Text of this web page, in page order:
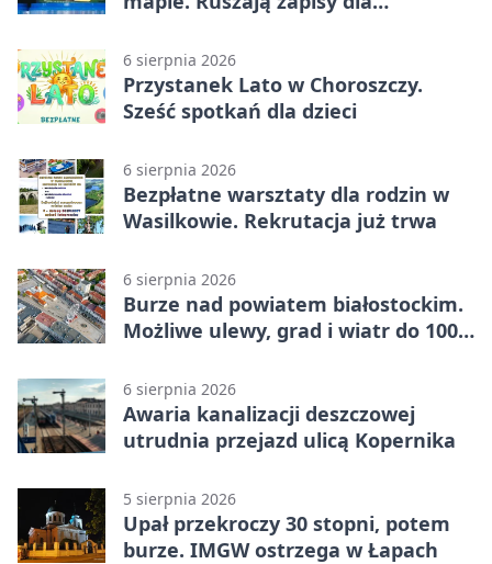
6 sierpnia 2026
Przystanek Lato w Choroszczy.
Sześć spotkań dla dzieci
6 sierpnia 2026
Bezpłatne warsztaty dla rodzin w
Wasilkowie. Rekrutacja już trwa
6 sierpnia 2026
Burze nad powiatem białostockim.
Możliwe ulewy, grad i wiatr do 100
6 sierpnia 2026
Awaria kanalizacji deszczowej
utrudnia przejazd ulicą Kopernika
5 sierpnia 2026
Upał przekroczy 30 stopni, potem
burze. IMGW ostrzega w Łapach